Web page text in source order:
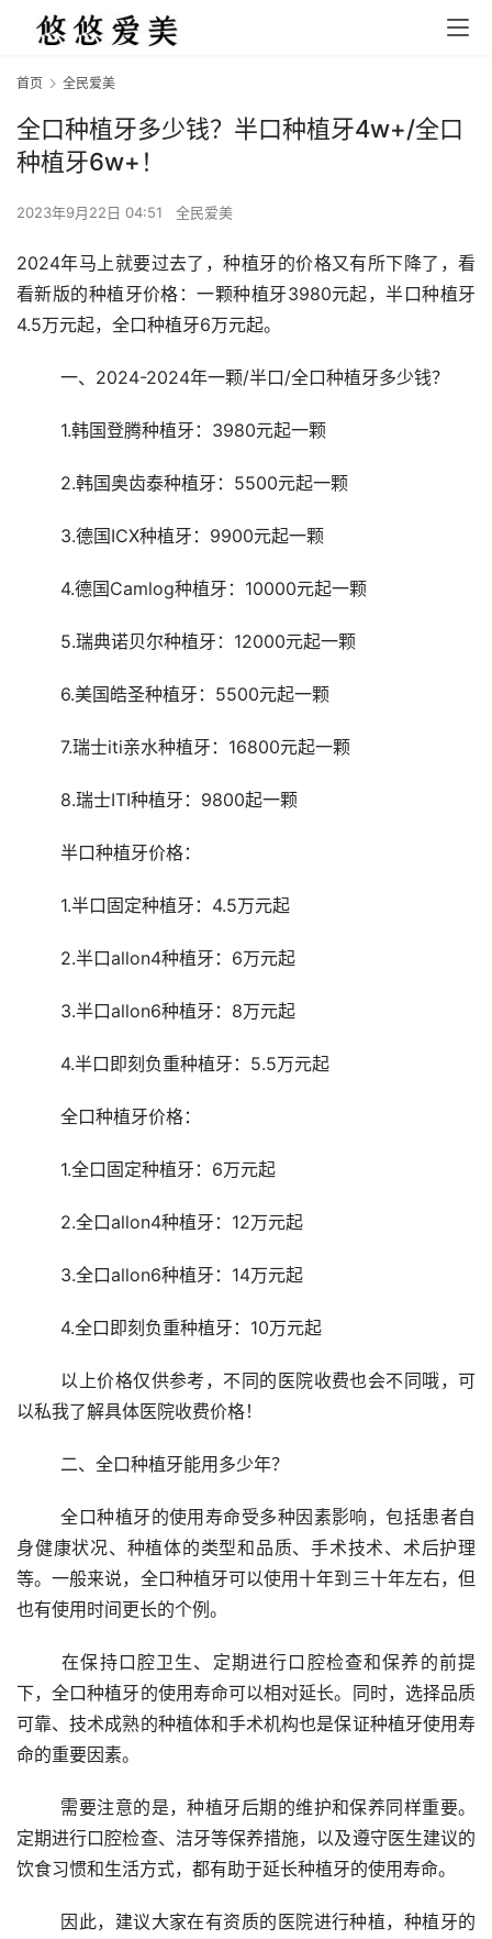
首页 全民爱美
全口种植牙多少钱？半口种植牙4w+/全口
种植牙6w+！
2023年9月22日 04:51 全民爱美
2024年马上就要过去了，种植牙的价格又有所下降了，看
看新版的种植牙价格：一颗种植牙3980元起，半口种植牙
4.5万元起，全口种植牙6万元起。
	一、2024-2024年一颗/半口/全口种植牙多少钱？
	1.韩国登腾种植牙：3980元起一颗
	2.韩国奥齿泰种植牙：5500元起一颗
	3.德国ICX种植牙：9900元起一颗
	4.德国Camlog种植牙：10000元起一颗
	5.瑞典诺贝尔种植牙：12000元起一颗
	6.美国皓圣种植牙：5500元起一颗
	7.瑞士iti亲水种植牙：16800元起一颗
	8.瑞士ITI种植牙：9800起一颗
	半口种植牙价格：
	1.半口固定种植牙：4.5万元起
	2.半口allon4种植牙：6万元起
	3.半口allon6种植牙：8万元起
	4.半口即刻负重种植牙：5.5万元起
	全口种植牙价格：
	1.全口固定种植牙：6万元起
	2.全口allon4种植牙：12万元起
	3.全口allon6种植牙：14万元起
	4.全口即刻负重种植牙：10万元起
以私我了解具体医院收费价格！
	二、全口种植牙能用多少年？
	全口种植牙的使用寿命受多种因素影响，包括患者自
身健康状况、种植体的类型和品质、手术技术、术后护理
等。一般来说，全口种植牙可以使用十年到三十年左右，但
也有使用时间更长的个例。
	在保持口腔卫生、定期进行口腔检查和保养的前提
下，全口种植牙的使用寿命可以相对延长。同时，选择品质
可靠、技术成熟的种植体和手术机构也是保证种植牙使用寿
命的重要因素。
定期进行口腔检查、洁牙等保养措施，以及遵守医生建议的
饮食习惯和生活方式，都有助于延长种植牙的使用寿命。